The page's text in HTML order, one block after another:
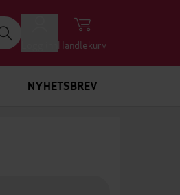
Handlekurv
NYHETSBREV